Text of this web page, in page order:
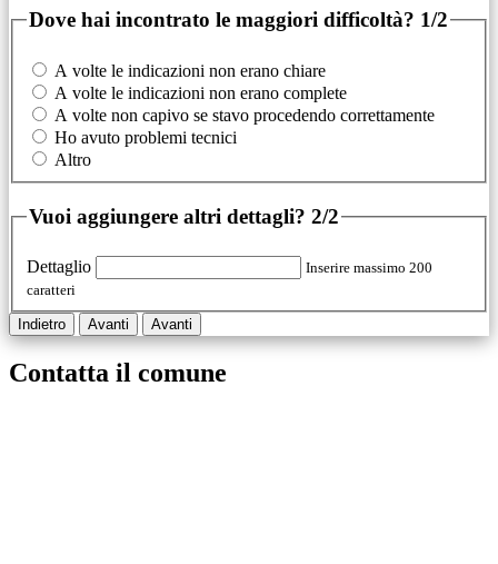
Dove hai incontrato le maggiori difficoltà? 1/2
A volte le indicazioni non erano chiare
A volte le indicazioni non erano complete
A volte non capivo se stavo procedendo correttamente
Ho avuto problemi tecnici
Altro
Vuoi aggiungere altri dettagli? 2/2
Dettaglio
Inserire massimo 200
caratteri
Indietro Avanti Avanti
Contatta il comune